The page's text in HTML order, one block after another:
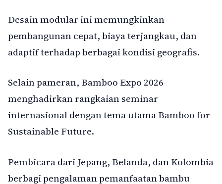
Desain modular ini memungkinkan
pembangunan cepat, biaya terjangkau, dan
adaptif terhadap berbagai kondisi geografis.
Selain pameran, Bamboo Expo 2026
menghadirkan rangkaian seminar
internasional dengan tema utama Bamboo for
Sustainable Future.
Pembicara dari Jepang, Belanda, dan Kolombia
berbagi pengalaman pemanfaatan bambu